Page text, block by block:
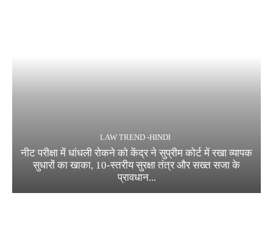
LAW TREND -HINDI
नीट परीक्षा में धांधली रोकने को केंद्र ने सुप्रीम कोर्ट में रखा व्यापक
सुधारों का खाका, 10-स्तरीय सुरक्षा तंत्र और सख्त सजा के
प्रावधान...